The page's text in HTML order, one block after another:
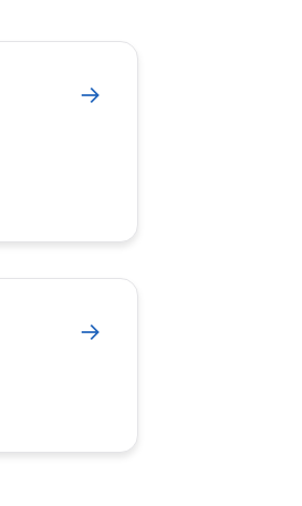
→
→